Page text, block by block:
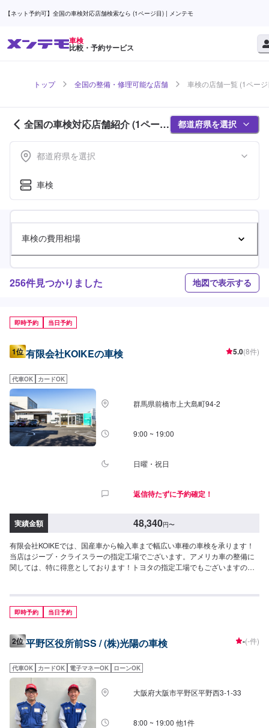
【ネット予約可】全国の車検対応店舗検索なら (1ページ目) | メンテモ
車検
比較・予約サービス
トップ 全国の整備・修理可能な店舗 車検の店舗一覧 (1ペー
全国の車検対応店舗紹介 (1ページ
目)
都道府県を選択
都道府県を選択
車検
車検の費用相場
256件見つかりました 地図で表示する
即時予約 当日予約
1位 有限会社KOIKEの車検 5.0(8件)
代車OK カードOK
群馬県前橋市上大島町94-2
9:00 ~ 19:00
日曜・祝日
返信待たずに予約確定！
実績金額 48,340円〜
有限会社KOIKEでは、国産車から輸入車まで幅広い車種の車検を承ります！
当店はジープ・クライスラーの指定工場でございます。アメリカ車の整備に
関しては、特に得意としております！トヨタの指定工場でもございますの
ださい！
即時予約 当日予約
2位 平野区役所前SS / (株)光陽の車検 -(-件)
代車OK カードOK 電子マネーOK ローンOK
大阪府大阪市平野区平野西3-1-33
8:00 ~ 19:00 他1件